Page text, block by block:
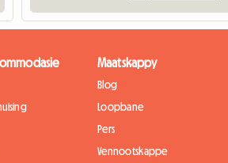
Maatskappy
Blog
Loopbane
Pers
Vennootskappe